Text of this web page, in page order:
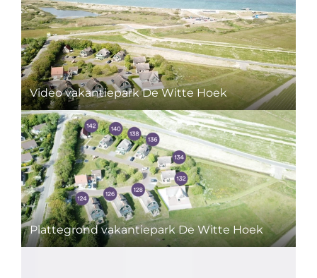
Video vakantiepark De Witte Hoek
Plattegrond vakantiepark De Witte Hoek